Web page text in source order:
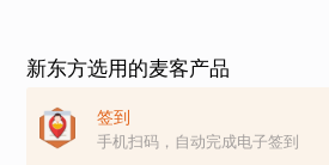
新东方选用的麦客产品
签到
手机扫码，自动完成电子签到